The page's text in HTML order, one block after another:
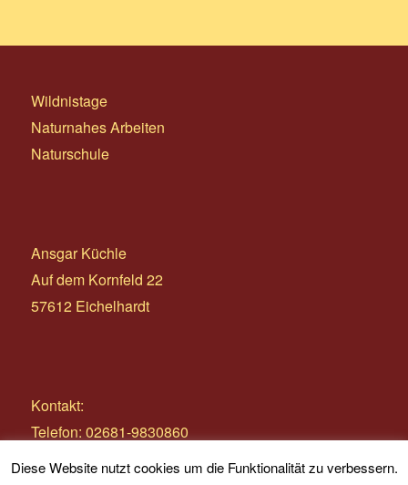
Wildnistage
Naturnahes Arbeiten
Naturschule
Ansgar Küchle
Auf dem Kornfeld 22
57612 Eichelhardt
Kontakt:
Telefon: 02681-9830860
E-Mail:
info@wildnistage.com
Diese Website nutzt cookies um die Funktionalität zu verbessern.